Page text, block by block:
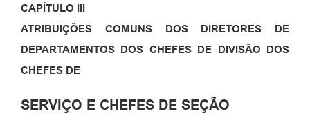
CAPÍTULO III
ATRIBUIÇÕES COMUNS DOS DIRETORES DE
DEPARTAMENTOS DOS CHEFES DE DIVISÃO DOS
CHEFES DE
SERVIÇO E CHEFES DE SEÇÃO